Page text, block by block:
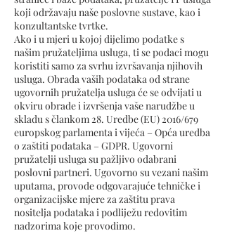
koji održavaju naše poslovne sustave, kao i
konzultantske tvrtke.
Ako i u mjeri u kojoj dijelimo podatke s
našim pružateljima usluga, ti se podaci mogu
koristiti samo za svrhu izvršavanja njihovih
usluga. Obrada vaših podataka od strane
ugovornih pružatelja usluga će se odvijati u
okviru obrade i izvršenja vaše narudžbe u
skladu s člankom 28. Uredbe (EU) 2016/679
europskog parlamenta i vijeća – Opća uredba
o zaštiti podataka – GDPR. Ugovorni
pružatelji usluga su pažljivo odabrani
poslovni partneri. Ugovorno su vezani našim
uputama, provode odgovarajuće tehničke i
organizacijske mjere za zaštitu prava
nositelja podataka i podliježu redovitim
nadzorima koje provodimo.